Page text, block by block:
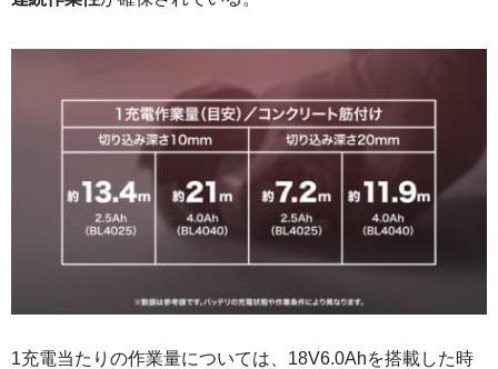
1充電当たりの作業量については、18V6.0Ahを搭載した時